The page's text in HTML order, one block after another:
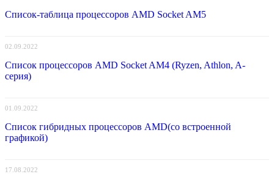
Список-таблица процессоров AMD Socket AM5
02.09.2022
Список процессоров AMD Socket AM4 (Ryzen, Athlon, A-
серия)
01.09.2022
Список гибридных процессоров AMD(со встроенной
графикой)
17.08.2022